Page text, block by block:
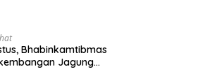
Bhabinkamtibmas
Jagung